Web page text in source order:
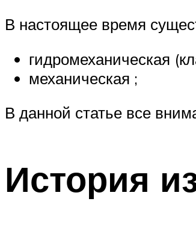
В настоящее время
гидромеханическая
механическая ;
В данной статье все
История